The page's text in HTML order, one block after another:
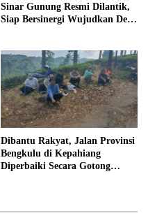
Sinar Gunung Resmi Dilantik,
Siap Bersinergi Wujudkan Desa
Dibantu Rakyat, Jalan Provinsi
Bengkulu di Kepahiang
Diperbaiki Secara Gotong